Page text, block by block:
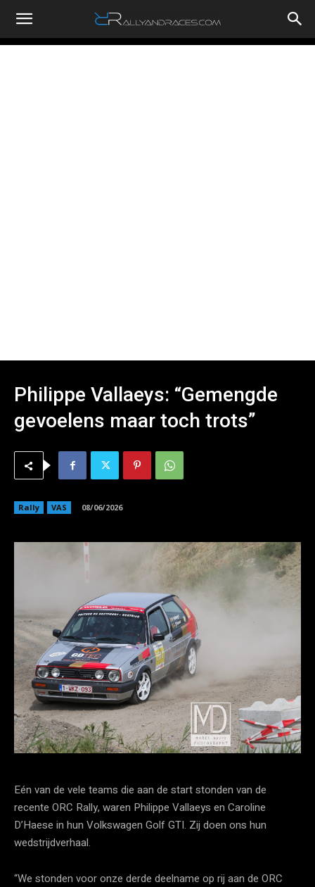
RallyandRaces.com
Philippe Vallaeys: “Gemengde
gevoelens maar toch trots”
Rally VAS 08/06/2026
Eén van de vele teams die aan de start stonden van de
recente ORC Rally, waren Philippe Vallaeys en Caroline
D’Haese in hun Volkswagen Golf GTI. Zij doen ons hun
wedstrijdverhaal.
“We stonden voor onze derde deelname op rij aan de ORC